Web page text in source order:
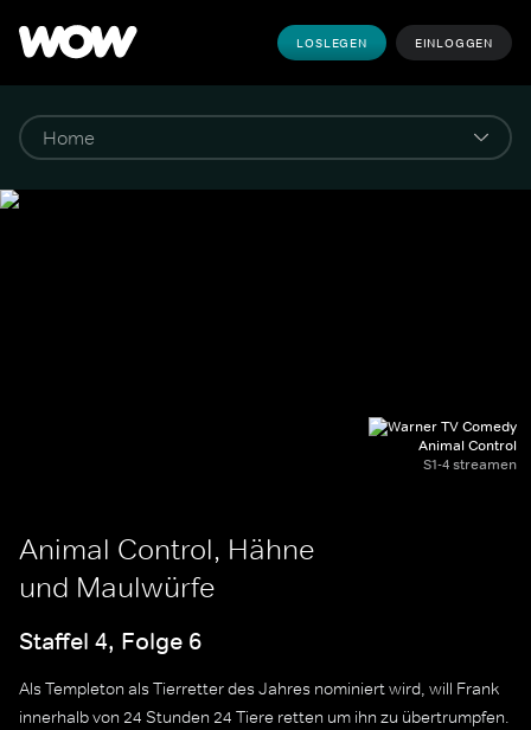
LOSLEGEN EINLOGGEN
Animal Control
S1-4 streamen
Animal Control, Hähne
und Maulwürfe
Staffel 4, Folge 6
Als Templeton als Tierretter des Jahres nominiert wird, will Frank
innerhalb von 24 Stunden 24 Tiere retten um ihn zu übertrumpfen.